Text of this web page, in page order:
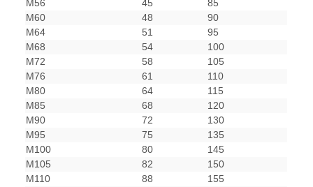
M56
45
85
M60
48
90
M64
51
95
M68
54
100
M72
58
105
M76
61
110
M80
64
115
M85
68
120
M90
72
130
M95
75
135
M100
80
145
M105
82
150
M110
88
155